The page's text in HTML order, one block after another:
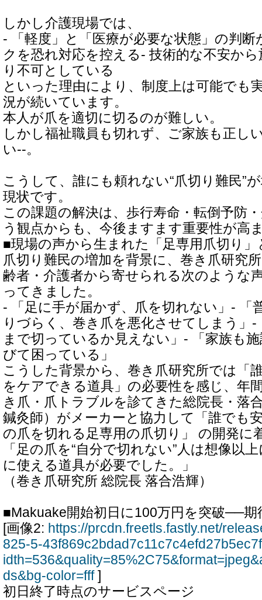
しかし介護現場では、
- 「軽度」と「医療が必要な状態」の判
クを恐れ対応を控える- 技術的な不安か
り不可としている
といった理由により、制度上は可能でも
況が続いています。
本人が爪を適切に切るのが難しい。
しかし福祉職員も切れず、ご家族も正し
い--。
こうして、誰にも頼れない“爪切り難民”
現状です。
この課題の解決は、歩行寿命・転倒予防
う観点からも、今後ますます重要性が高
■現場の声から生まれた「足専用爪切り
爪切り難民の増加を背景に、巻き爪研究
齢者・介護者から寄せられる次のような
ってきました。
- 「足に手が届かず、爪を切れない」- 「
りづらく、巻き爪を悪化させてしまう」
まで切っているか見えない」- 「家族も
びて困っている」
こうした背景から、巻き爪研究所では「
をケアできる道具」の必要性を感じ、年
き爪・爪トラブルを診てきた総院長・落
鍼灸師）がメーカーと協力して「誰でも
の爪を切れる足専用の爪切り」 の開発に
「足の爪を“自分で切れない”人は想像以
に使える道具が必要でした。」
（巻き爪研究所 総院長 落合浩輝）
■Makuake開始初日に100万円を突破──期
[画像2: https://prcdn.freetls.fastly.net/
825-5-
ds&bg-color=fff]
初日終了時点のサービスページ